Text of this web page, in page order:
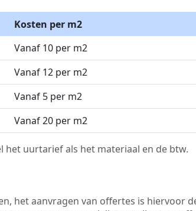
Kosten per m2
Vanaf 10 per m2
Vanaf 12 per m2
Vanaf 5 per m2
Vanaf 20 per m2
het uurtarief als het materiaal en de btw.
het aanvragen van offertes is hiervoor